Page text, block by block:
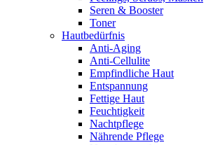
Seren & Booster
Toner
Hautbedürfnis
Anti-Aging
Anti-Cellulite
Empfindliche Haut
Entspannung
Fettige Haut
Feuchtigkeit
Nachtpflege
Nährende Pflege